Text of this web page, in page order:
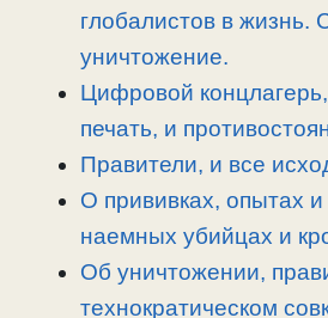
глобалистов в жизнь.
уничтожение.
Цифровой
печать, и
Правители, и все
О прививках, опытах
наемных убийцах и
Об уничтожении,
технократическом